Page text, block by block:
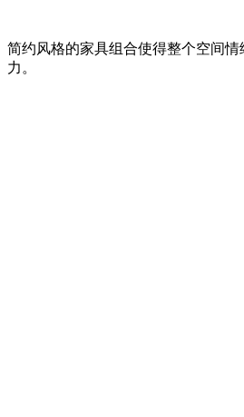
简约风格的家具组合使得整个空间
力。